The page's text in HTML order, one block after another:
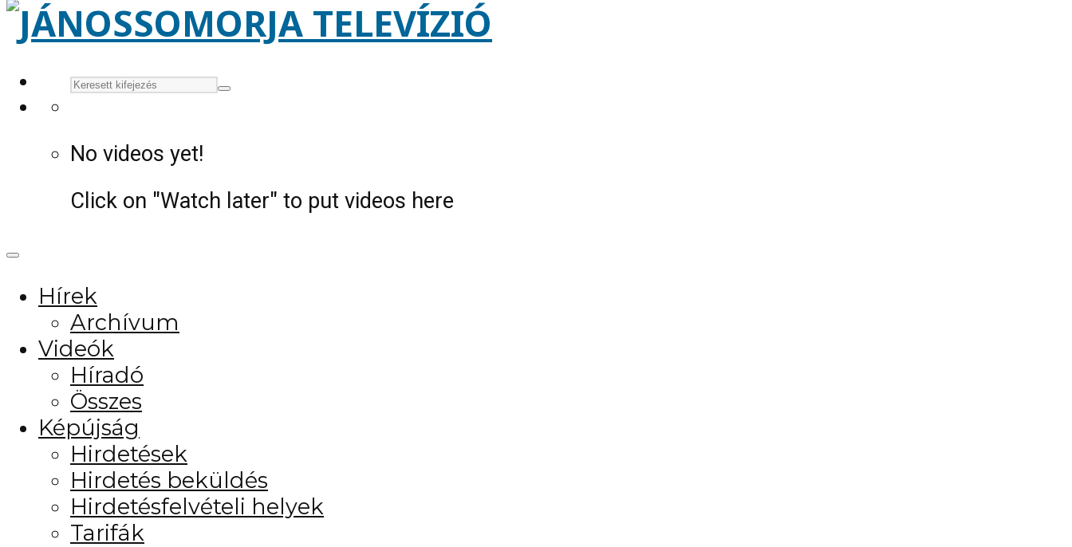
No videos yet!
Click on "Watch later" to put videos here
Hírek
Archívum
Videók
Híradó
Összes
Képújság
Hirdetések
Hirdetés beküldés
Hirdetésfelvételi helyek
Tarifák